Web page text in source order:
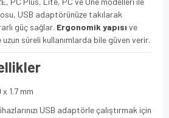
USB adaptörünüze takılarak
güç sağlar. Ergonomik yapısı ve
uzun süreli kullanımlarda bile güven verir.
x 1.7 mm
USB adaptörle çalıştırmak için